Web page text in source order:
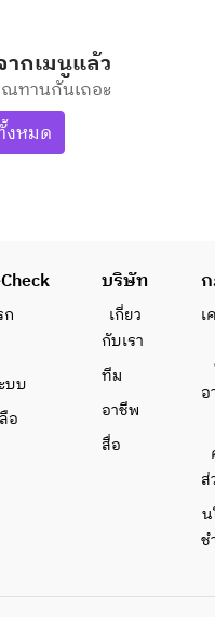
กเมนูแล้ว
ณทานกันเถอะ
งหมด
ก
บบ
อ
บริษัท
เกี่ยว
กับเรา
ทีม
อาชีพ
สื่อ
เ
อ
ส่
น
ช